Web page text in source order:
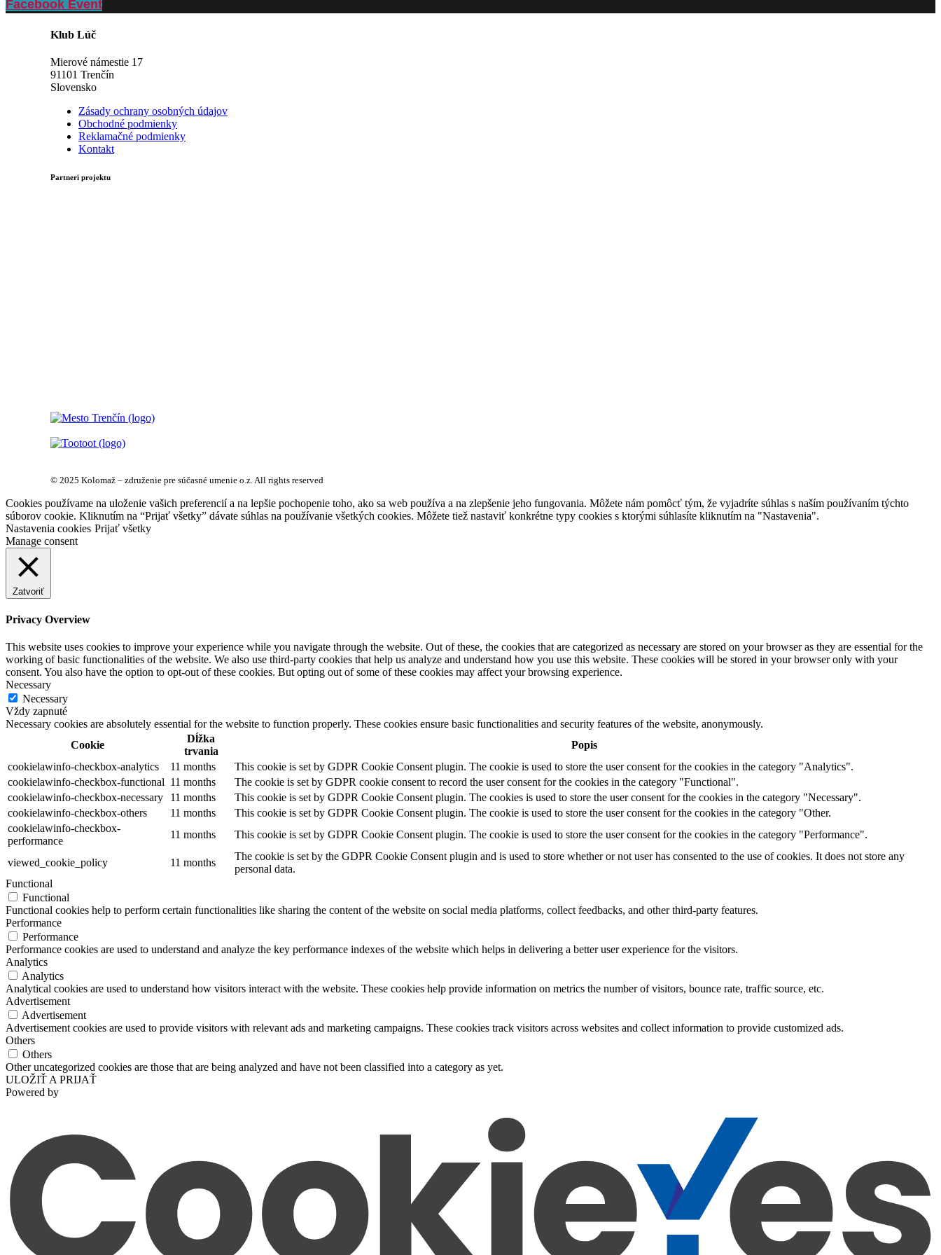
Facebook Event
Klub Lúč
Mierové námestie 17
91101 Trenčín
Slovensko
Zásady ochrany osobných údajov
Obchodné podmienky
Reklamačné podmienky
Kontakt
Partneri projektu
© 2025 Kolomaž – združenie pre súčasné umenie o.z. All rights reserved
Cookies používame na uloženie vašich preferencií a na lepšie pochopenie toho, ako sa web používa a na zlepšenie jeho fungovania. Môžete nám pomôcť tým, že vyjadríte súhlas s naším používaním týchto
súborov cookie. Kliknutím na “Prijať všetky” dávate súhlas na používanie všetkých cookies. Môžete tiež nastaviť konkrétne typy cookies s ktorými súhlasíte kliknutím na "Nastavenia".
Nastavenia cookies Prijať všetky
Manage consent
Zatvoriť
Privacy Overview
This website uses cookies to improve your experience while you navigate through the website. Out of these, the cookies that are categorized as necessary are stored on your browser as they are essential for the
working of basic functionalities of the website. We also use third-party cookies that help us analyze and understand how you use this website. These cookies will be stored in your browser only with your
consent. You also have the option to opt-out of these cookies. But opting out of some of these cookies may affect your browsing experience.
Necessary
Necessary
Vždy zapnuté
Necessary cookies are absolutely essential for the website to function properly. These cookies ensure basic functionalities and security features of the website, anonymously.
Cookie
Dĺžka
trvania
Popis
cookielawinfo-checkbox-analytics
11 months
This cookie is set by GDPR Cookie Consent plugin. The cookie is used to store the user consent for the cookies in the category "Analytics".
cookielawinfo-checkbox-functional 11 months
The cookie is set by GDPR cookie consent to record the user consent for the cookies in the category "Functional".
cookielawinfo-checkbox-necessary
11 months
This cookie is set by GDPR Cookie Consent plugin. The cookies is used to store the user consent for the cookies in the category "Necessary".
cookielawinfo-checkbox-others
11 months
This cookie is set by GDPR Cookie Consent plugin. The cookie is used to store the user consent for the cookies in the category "Other.
cookielawinfo-checkbox-
performance
11 months This cookie is set by GDPR Cookie Consent plugin. The cookie is used to store the user consent for the cookies in the category "Performance".
viewed_cookie_policy 11 months
The cookie is set by the GDPR Cookie Consent plugin and is used to store whether or not user has consented to the use of cookies. It does not store any
personal data.
Functional
Functional
Functional cookies help to perform certain functionalities like sharing the content of the website on social media platforms, collect feedbacks, and other third-party features.
Performance
Performance
Performance cookies are used to understand and analyze the key performance indexes of the website which helps in delivering a better user experience for the visitors.
Analytics
Analytics
Analytical cookies are used to understand how visitors interact with the website. These cookies help provide information on metrics the number of visitors, bounce rate, traffic source, etc.
Advertisement
Advertisement
Advertisement cookies are used to provide visitors with relevant ads and marketing campaigns. These cookies track visitors across websites and collect information to provide customized ads.
Others
Others
Other uncategorized cookies are those that are being analyzed and have not been classified into a category as yet.
ULOŽIŤ A PRIJAŤ
Powered by